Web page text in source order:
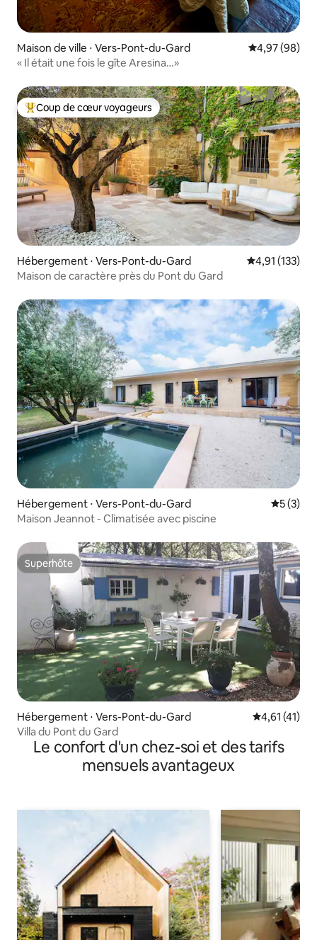
Maison de ville ⋅ Vers-Pont-du-Gard Évaluation
4,97 (98)
« Il était une fois le gîte Aresina…»
Coups de cœur voyageurs les plus appréciés
Coup de cœur voyageurs
Hébergement ⋅ Vers-Pont-du-Gard Évaluation
4,91 (133)
Maison de caractère près du Pont du Gard
Hébergement ⋅ Vers-Pont-du-Gard
5 (3)
Maison Jeannot - Climatisée avec piscine
Superhôte
Superhôte
Hébergement ⋅ Vers-Pont-du-Gard Évaluation
4,61 (41)
Villa du Pont du Gard
Le confort d'un chez-soi et des tarifs
mensuels avantageux